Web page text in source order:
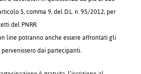
5, comma 9, del D.L. n. 95/2012, per
del PNRR.
line potranno anche essere affrontati gli
dai partecipanti.